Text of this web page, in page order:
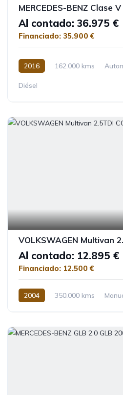
Al contado: 36.975 €
Financiado: 35.900 €
2016 162.000 kms
Diésel
Al contado: 12.895 €
Financiado: 12.500 €
2004 350.000 kms